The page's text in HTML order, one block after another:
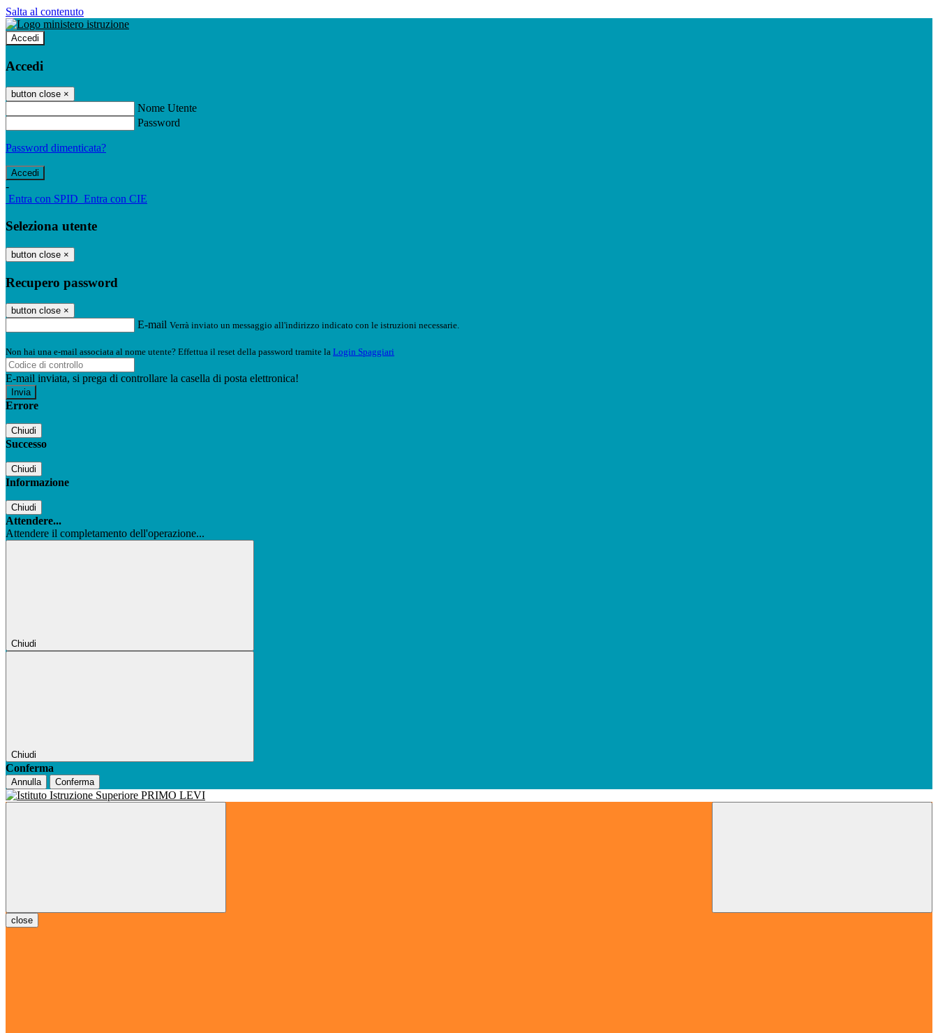
Salta al contenuto
Accedi
Accedi
button close ×
Nome Utente
Password
Password dimenticata?
-
Entra con SPID Entra con CIE
Seleziona utente
button close ×
Recupero password
button close ×
E-mail Verrà inviato un messaggio all'indirizzo indicato con le istruzioni necessarie.
Non hai una e-mail associata al nome utente? Effettua il reset della password tramite la Login Spaggiari
E-mail inviata, si prega di controllare la casella di posta elettronica!
Errore
Chiudi
Successo
Chiudi
Informazione
Chiudi
Attendere...
Attendere il completamento dell'operazione...
Chiudi
Chiudi
Conferma
Annulla Conferma
close